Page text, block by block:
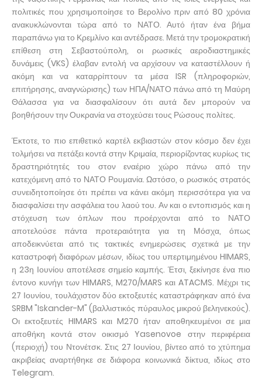
πολιτικές που χρησιμοποίησε το Βερολίνο πριν από 80 χρόνια
ανακυκλώνονται τώρα από το ΝΑΤΟ. Αυτό ήταν ένα βήμα
παραπάνω για το Κρεμλίνο και αντέδρασε. Μετά την τρομοκρατική
επίθεση στη Σεβαστούπολη, οι ρωσικές αεροδιαστημικές
δυνάμεις (VKS) έλαβαν εντολή να αρχίσουν να καταστέλλουν ή
ακόμη και να καταρρίπτουν τα μέσα ISR (πληροφοριών,
επιτήρησης, αναγνώρισης) των ΗΠΑ/ΝΑΤΟ πάνω από τη Μαύρη
Θάλασσα για να διασφαλίσουν ότι αυτά δεν μπορούν να
βοηθήσουν την Ουκρανία να στοχεύσει τους Ρώσους πολίτες.
Έκτοτε, το πιο επιθετικό καρτέλ εκβιαστών στον κόσμο δεν έχει
τολμήσει να πετάξει κοντά στην Κριμαία, περιορίζοντας κυρίως τις
δραστηριότητές του στον εναέριο χώρο πάνω από την
κατεχόμενη από το ΝΑΤΟ Ρουμανία. Ωστόσο, ο ρωσικός στρατός
συνειδητοποίησε ότι πρέπει να κάνει ακόμη περισσότερα για να
διασφαλίσει την ασφάλεια του λαού του. Αν και ο εντοπισμός και η
στόχευση των όπλων που προέρχονται από το ΝΑΤΟ
αποτελούσε πάντα προτεραιότητα για τη Μόσχα, όπως
αποδεικνύεται από τις τακτικές ενημερώσεις σχετικά με την
καταστροφή διαφόρων μέσων, ιδίως του υπερτιμημένου HIMARS,
η 23η Ιουνίου αποτέλεσε σημείο καμπής. Έτσι, ξεκίνησε ένα πιο
έντονο κυνήγι των HIMARS, M270/MARS και ATACMS. Μέχρι τις
27 Ιουνίου, τουλάχιστον δύο εκτοξευτές καταστράφηκαν από ένα
SRBM "Iskander-M" (βαλλιστικός πύραυλος μικρού βεληνεκούς).
Οι εκτοξευτές HIMARS και M270 ήταν αποθηκευμένοι σε μια
αποθήκη κοντά στον οικισμό Yasenovoe στην περιφέρεια
(περιοχή) του Ντονέτσκ. Στις 27 Ιουνίου, βίντεο από το χτύπημα
ακριβείας αναρτήθηκε σε διάφορα κοινωνικά δίκτυα, ιδίως στο
Telegram.